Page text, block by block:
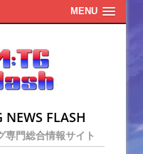
MENU
FLASH
専門総合情報サイト